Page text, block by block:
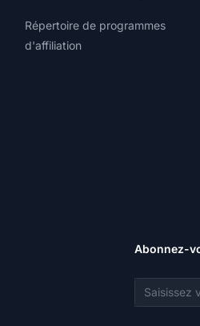
Répertoire de programmes
d'affiliation
Abonnez-
Adresse